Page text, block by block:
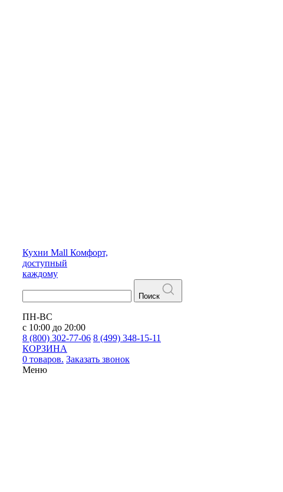
Кухни Mall Комфорт,
доступный
каждому
Поиск
ПН-ВС
с 10:00 до 20:00
8 (800) 302-77-06 8 (499) 348-15-11
КОРЗИНА
0 товаров. Заказать звонок
Меню